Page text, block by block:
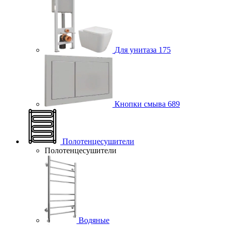
Для унитаза 175
Кнопки смыва 689
Полотенцесушители
Полотенцесушители
Водяные